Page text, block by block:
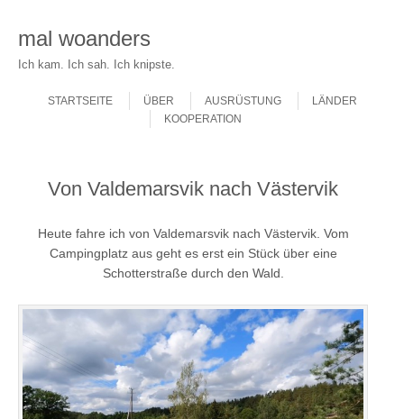
mal woanders
Ich kam. Ich sah. Ich knipste.
Menu
STARTSEITE
ÜBER AUSRÜSTUNG
LÄNDER
KOOPERATION
Von Valdemarsvik nach Västervik
Heute fahre ich von Valdemarsvik nach Västervik. Vom
Campingplatz aus geht es erst ein Stück über eine
Schotterstraße durch den Wald.